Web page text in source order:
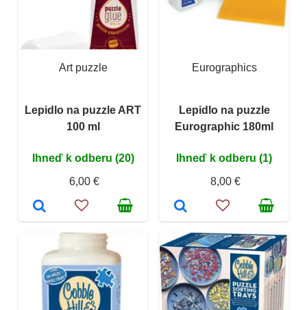
Art puzzle
Lepidlo na puzzle ART
100 ml
Ihneď k odberu (20)
6,00 €
Eurographics
Lepidlo na puzzle
Eurographic 180ml
Ihneď k odberu (1)
8,00 €